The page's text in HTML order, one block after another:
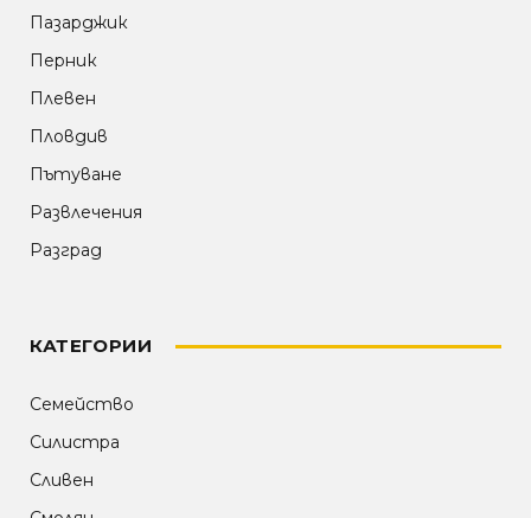
Пазарджик
Перник
Плевен
Пловдив
Пътуване
Развлечения
Разград
КАТЕГОРИИ
Семейство
Силистра
Сливен